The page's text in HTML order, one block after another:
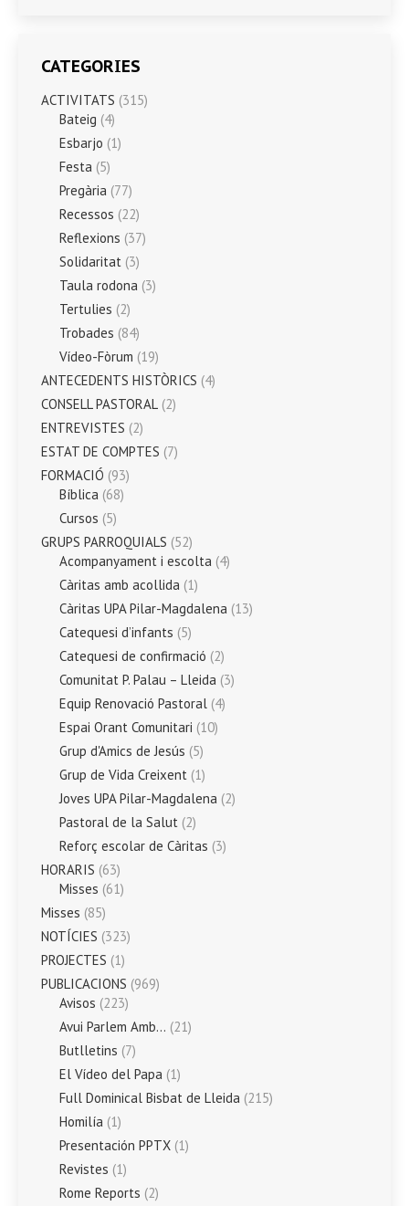
CATEGORIES
ACTIVITATS (315)
Bateig (4)
Esbarjo (1)
Festa (5)
Pregària (77)
Recessos (22)
Reflexions (37)
Solidaritat (3)
Taula rodona (3)
Tertulies (2)
Trobades (84)
Vídeo-Fòrum (19)
ANTECEDENTS HISTÒRICS (4)
CONSELL PASTORAL (2)
ENTREVISTES (2)
ESTAT DE COMPTES (7)
FORMACIÓ (93)
Bíblica (68)
Cursos (5)
GRUPS PARROQUIALS (52)
Acompanyament i escolta (4)
Càritas amb acollida (1)
Càritas UPA Pilar-Magdalena (13)
Catequesi d’infants (5)
Catequesi de confirmació (2)
Comunitat P. Palau – Lleida (3)
Equip Renovació Pastoral (4)
Espai Orant Comunitari (10)
Grup d'Amics de Jesús (5)
Grup de Vida Creixent (1)
Joves UPA Pilar-Magdalena (2)
Pastoral de la Salut (2)
Reforç escolar de Càritas (3)
HORARIS (63)
Misses (61)
Misses (85)
NOTÍCIES (323)
PROJECTES (1)
PUBLICACIONS (969)
Avisos (223)
Avui Parlem Amb… (21)
Butlletins (7)
El Vídeo del Papa (1)
Full Dominical Bisbat de Lleida (215)
Homilía (1)
Presentación PPTX (1)
Revistes (1)
Rome Reports (2)